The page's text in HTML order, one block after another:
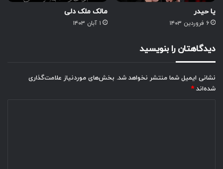
یا حیدر
۶ فروردین ۱۴۰۳
مالک ملک دلی
۱ آبان ۱۴۰۳
دیدگاهتان را بنویسید
نشانی ایمیل شما منتشر نخواهد شد. بخش‌های موردنیاز علامت‌گذاری
شده‌اند *